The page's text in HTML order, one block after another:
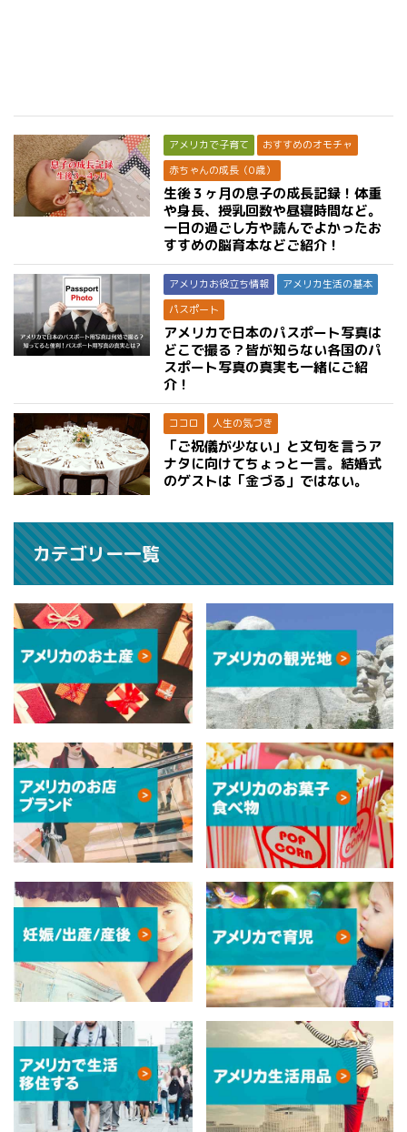
アメリカで子育て
おすすめのオモチャ
赤ちゃんの成長（0歳）
生後３ヶ月の息子の成長記録！体重
や身長、授乳回数や昼寝時間など。
一日の過ごし方や読んでよかったお
すすめの脳育本などご紹介！
アメリカお役立ち情報
アメリカ生活の基本
パスポート
アメリカで日本のパスポート写真は
どこで撮る？皆が知らない各国のパ
スポート写真の真実も一緒にご紹
介！
ココロ 人生の気づき
「ご祝儀が少ない」と文句を言うア
ナタに向けてちょっと一言。結婚式
のゲストは「金づる」ではない。
カテゴリー一覧